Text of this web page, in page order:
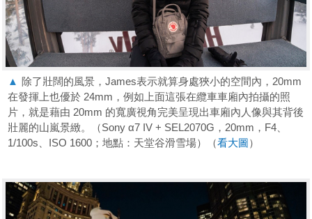
▲ 除了壯闊的風景，James表示就算身處狹小的空間內，20mm
在發揮上也優於 24mm，例如上面這張在纜車車廂內拍攝的照
片，就是藉由 20mm 的寬廣視角完美呈現出車廂內人像與其背後
壯麗的山嵐景緻。（Sony α7 IV + SEL2070G，20mm，F4、
1/100s、ISO 1600；地點：天堂谷滑雪場）（看大圖）